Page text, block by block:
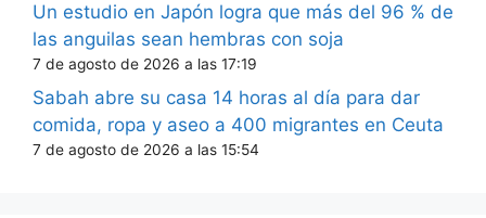
Un estudio en Japón logra que más del 96 % de
las anguilas sean hembras con soja
7 de agosto de 2026 a las 17:19
Sabah abre su casa 14 horas al día para dar
comida, ropa y aseo a 400 migrantes en Ceuta
7 de agosto de 2026 a las 15:54